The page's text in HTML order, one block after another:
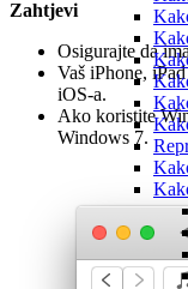
Zahtjevi
Osigurajte da
Vaš iPhone,
iOS-a.
Ako koristite
Windows 7.